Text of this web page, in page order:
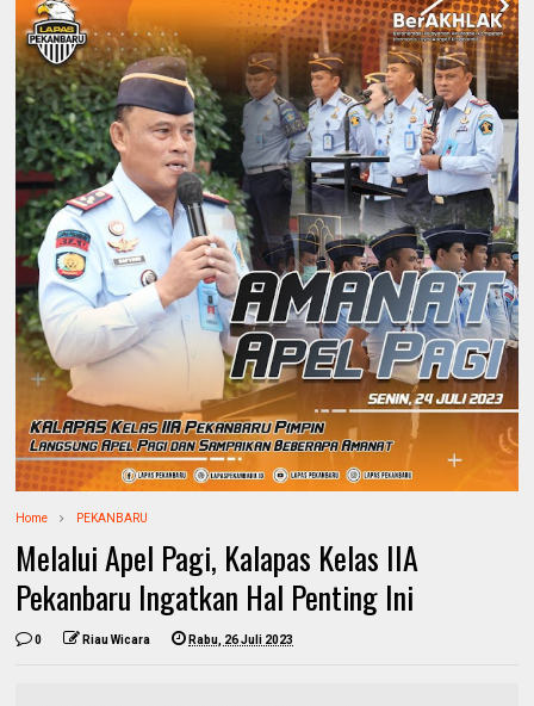
Home PEKANBARU
Melalui Apel Pagi, Kalapas Kelas IIA
Pekanbaru Ingatkan Hal Penting Ini
0 Riau Wicara Rabu, 26 Juli 2023